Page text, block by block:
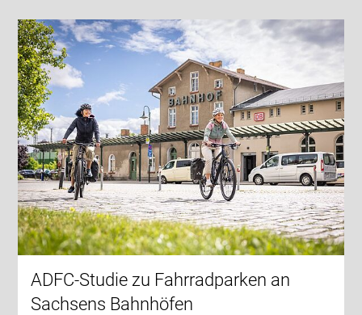
ADFC-Studie zu Fahrradparken an
Sachsens Bahnhöfen